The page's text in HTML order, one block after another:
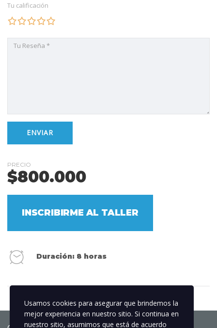
Tu calificación
PRECIO
$800.000
INSCRIBIRME AL TALLER
Duración: 8 horas
Usamos cookies para asegurar que brindemos la
mejor experiencia en nuestro sitio. Si continua en
nuestro sitio, asumimos que está de acuerdo